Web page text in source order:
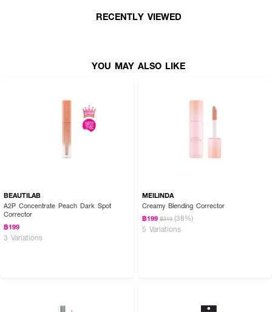
· เนื้อสัมผัสเบาบาง เกลี่ยง่าย ไม่ตกร่อง
· เหมาะสำหรับทุกสภาพผิว โดยเฉพาะผิวแพ้ง่ายและผิวแห้ง
· แต้มผลิตภัณฑ์บริเวณรอยคล้ำใต้ตา รอยแดง หรือจุดด่างดำ
· ใช้นิ้วมือหรือแปรงเกลี่ยเบาๆ ให้เนื้อผลิตภัณฑ์กลืนไปกับผิว
· ใช้เป็นประจำก่อนการแต่งหน้า เพื่อผิวเรียบเนียนและสดใสยิ่งขึ้น
RECENTLY VIEWED
YOU MAY ALSO LIKE
BEAUTILAB
A2P Concentrate Peach Dark Spot
Corrector
฿199
3 Variations
MEILINDA
Creamy Blending Corrector
฿199 ฿319 (38%)
5 Variations